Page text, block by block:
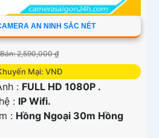
AN NINH SẮC NÉT
2,590,000 ₫
Mại: VNĐ
: FULL HD 1080P .
: IP Wifi.
: Hồng Ngoại 30m Hồng